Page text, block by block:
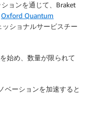
ョンを通じて、Braket
Oxford Quantum
ショナルサービスチー
を始め、数量が限られて
ベーションを加速すると